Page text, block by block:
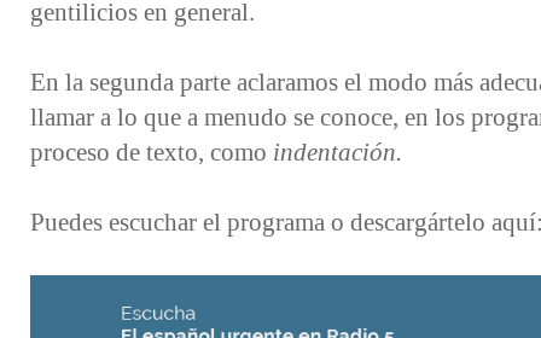
gentilicios en general.
En la segunda parte aclaramos el modo más
llamar a lo que a menudo se conoce, en los
proceso de texto, como indentación.
Puedes escuchar el programa o descargártelo